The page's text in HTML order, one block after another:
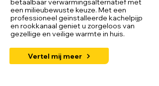
betaalbaar verwarmingsalternatief met
een milieubewuste keuze. Met een
professioneel geïnstalleerde kachelpijp
en rookkanaal geniet u zorgeloos van
gezellige en veilige warmte in huis.
Vertel mij meer